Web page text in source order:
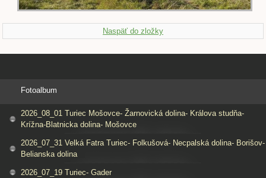
Naspäť do zložky
Fotoalbum
2026_08_01 Turiec Mošovce- Žarnovická dolina- Králova studňa-
Krížna-Blatnicka dolina- Mošovce
2026_07_31 Velká Fatra Turiec- Folkušová- Necpalská dolina- Borišov-
Belianska dolina
2026_07_19 Turiec- Gader